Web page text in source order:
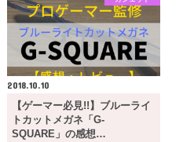
2018.10.10
【ゲーマー必見!!】ブルーライ
トカットメガネ「G-
SQUARE」の感想…